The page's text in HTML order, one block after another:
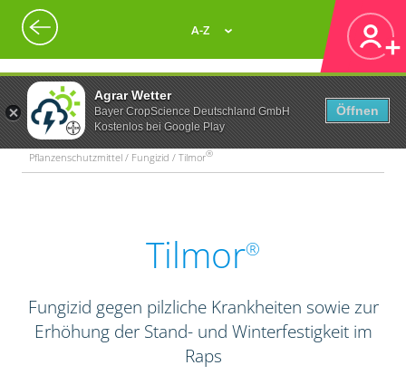
Agrar Wetter
Bayer CropScience Deutschland GmbH
Kostenlos bei Google Play
Öffnen
A-Z
Pflanzenschutzmittel / Fungizid / Tilmor®
Tilmor®
Fungizid gegen pilzliche Krankheiten sowie zur
Erhöhung der Stand- und Winterfestigkeit im
Raps